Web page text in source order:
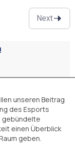
Next
unseren Beitrag
des Esports
gebündelte
einen Überblick
geben.